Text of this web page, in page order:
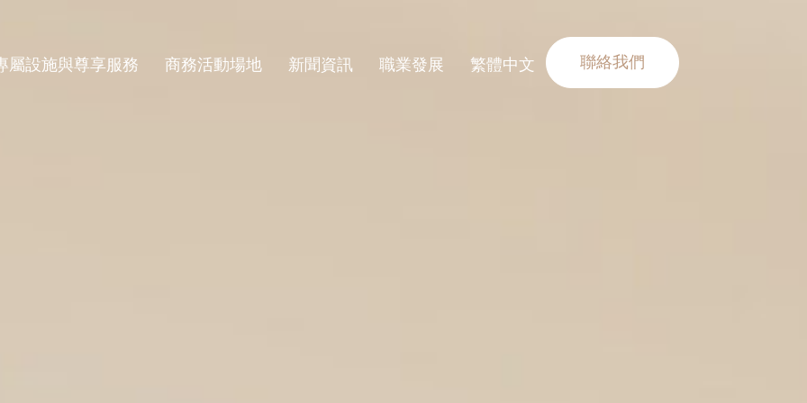
屬設施與尊享服務 商務活動場地 新聞資訊 職業發展 繁體中文 聯絡我們